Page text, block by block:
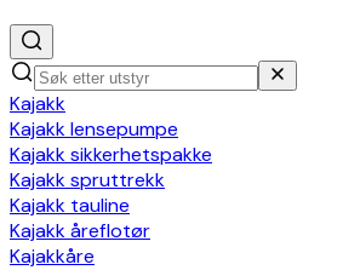
Kajakk
Kajakk lensepumpe
Kajakk sikkerhetspakke
Kajakk spruttrekk
Kajakk tauline
Kajakk åreflotør
Kajakkåre